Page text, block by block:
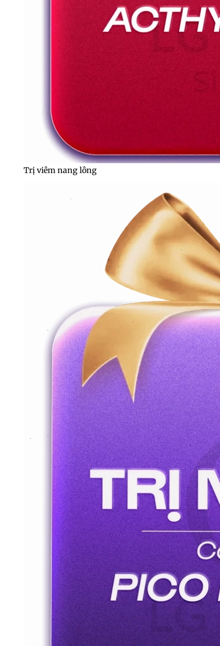
Trị viêm nang lông